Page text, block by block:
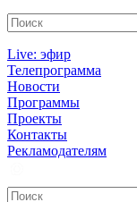
Live: эфир
Телепрограмма
Новости
Программы
Проекты
Контакты
Рекламодателям